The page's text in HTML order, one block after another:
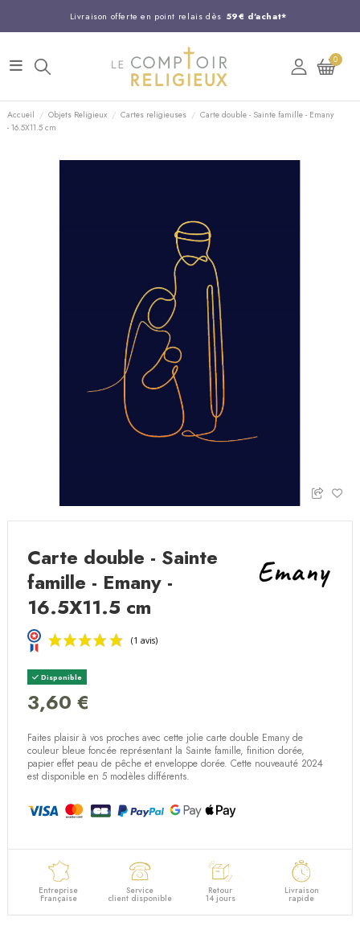
Livraison offerte en point relais dès 59€ d'achat*
Entreprise Française familiale
Support client disponible au 03 20 24 74 15
Commandez avant 14H, expédition le jour même !
0
Accueil Objets Religieux Cartes religieuses
Carte double - Sainte famille - Emany
- 16.5X11.5 cm
Carte double - Sainte
famille - Emany -
16.5X11.5 cm
(1 avis)
Disponible
3,60 €
Faites plaisir à vos proches avec cette jolie carte double Emany de
couleur bleue foncée représentant la Sainte famille, finition dorée,
papier effet peau de pêche et enveloppe dorée. Cette nouveauté 2024
est disponible en 5 modèles différents.
Entreprise
Française
Service
client disponible
Retour
14 jours
Livraison
rapide